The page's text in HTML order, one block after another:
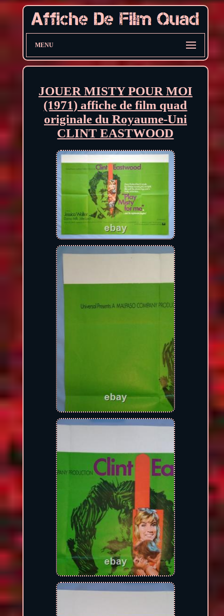
MENU
JOUER MISTY POUR MOI
(1971) affiche de film quad
originale du Royaume-Uni
CLINT EASTWOOD